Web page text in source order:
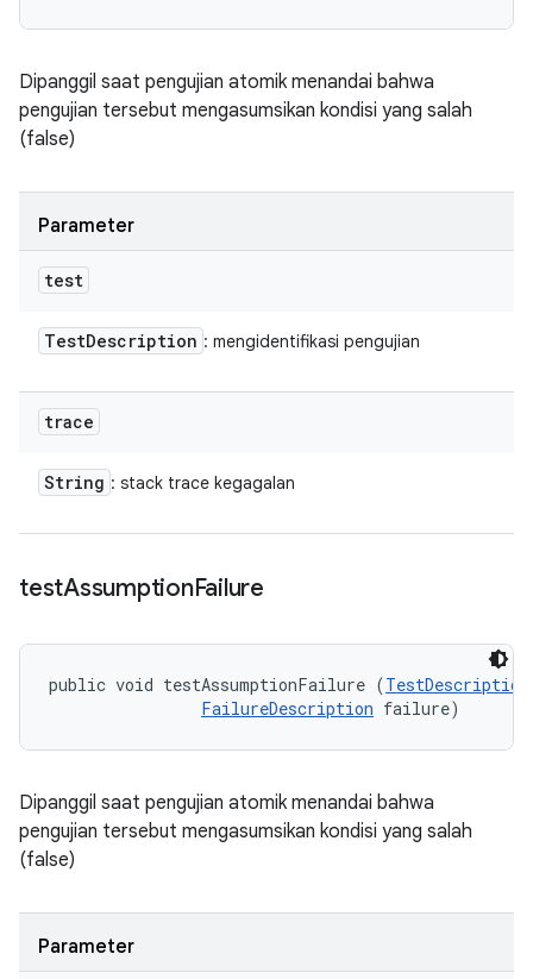
Dipanggil saat pengujian atomik menandai bahwa
pengujian tersebut mengasumsikan kondisi yang salah
(false)
Parameter
test
TestDescription : mengidentifikasi pengujian
trace
String : stack trace kegagalan
testAssumptionFailure
public void testAssumptionFailure (TestDescription
FailureDescription failure)
Dipanggil saat pengujian atomik menandai bahwa
pengujian tersebut mengasumsikan kondisi yang salah
(false)
Parameter